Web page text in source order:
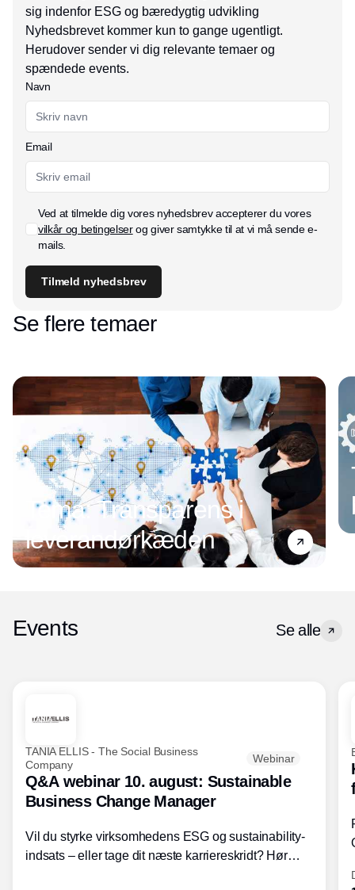
sig indenfor ESG og bæredygtig udvikling
Nyhedsbrevet kommer kun to gange ugentligt.
Herudover sender vi dig relevante temaer og
spændede events.
Navn
Email
Ved at tilmelde dig vores nyhedsbrev accepterer du vores
vilkår og betingelserog giver samtykke til at vi må sende e-
mails.
Tilmeld nyhedsbrev
Se flere temaer
Tema: Transparens i
leverandørkæden
Events Se alle
TANIA ELLIS - The Social Business
Company
Webinar
Q&A webinar 10. august: Sustainable
Business Change Manager
Vil du styrke virksomhedens ESG og sustainability-
indsats – eller tage dit næste karriereskridt? Hør